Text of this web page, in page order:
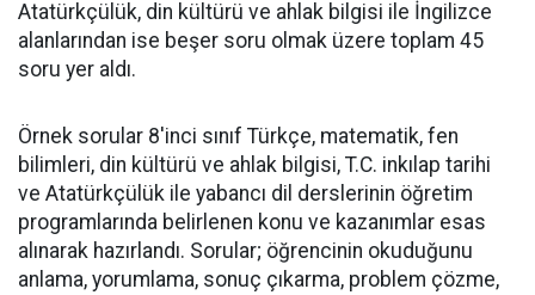
Atatürkçülük, din kültürü ve ahlak bilgisi ile İngilizce
alanlarından ise beşer soru olmak üzere toplam 45
soru yer aldı.
Örnek sorular 8'inci sınıf Türkçe, matematik, fen
bilimleri, din kültürü ve ahlak bilgisi, T.C. inkılap tarihi
ve Atatürkçülük ile yabancı dil derslerinin öğretim
programlarında belirlenen konu ve kazanımlar esas
alınarak hazırlandı. Sorular; öğrencinin okuduğunu
anlama, yorumlama, sonuç çıkarma, problem çözme,